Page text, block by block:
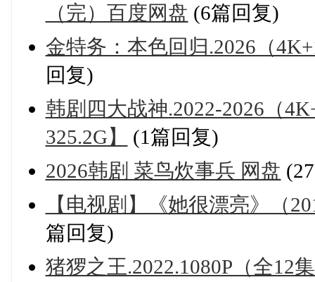
（完）百度网盘 (6篇回复)
金特务：本色回归.2026（
回复)
韩剧四大战神.2022-2026（
325.2G】
(1篇回复)
2026韩剧 菜鸟炊事兵 网盘
【电视剧】《她很漂亮》（
篇回复)
猪猡之王.2022.1080P（全12